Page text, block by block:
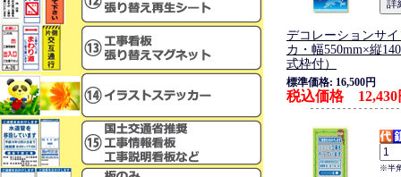
デコレーションサ
カ・幅550mm×縦
式枠付）
標準価格: 16,500円
税込価格 12,430
※半